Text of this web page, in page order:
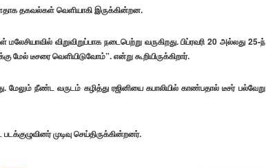
தகவல்கள் வெளியாகி இருக்கின்றன.
மலேசியாவில் விறுவிறுப்பாக நடைபெற்று வருகிறது. பிப்ரவரி 20 அல்லது 25-ந்
மேல் டீசரை வெளியிடுவோம்”. என்று கூறியிருக்கிறார்.
மேலும் நீண்ட வருடம் கழித்து ரஜினியை கபாலியில் காண்பதால் டீசர் பல்வேறு
முடிவு செய்திருக்கின்றனர்.